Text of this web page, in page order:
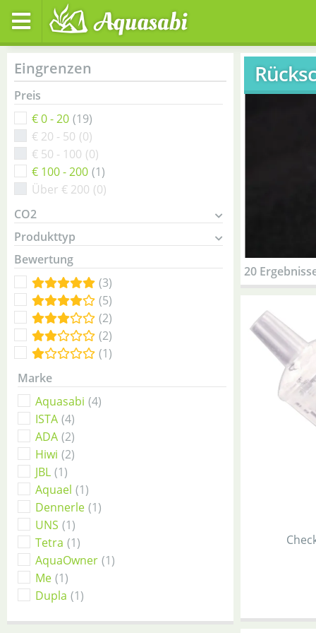
20
Eingrenzen
Preis
€ 0 - 20 (19)
€ 20 - 50 (0)
€ 50 - 100 (0)
€ 100 - 200 (1)
Über € 200 (0)
CO2
Produkttyp
Bewertung
(3)
(5)
(2)
(2)
(1)
Marke
Aquasabi (4)
ISTA (4)
ADA (2)
Hiwi (2)
JBL (1)
Aquael (1)
Dennerle (1)
UNS (1)
Tetra (1)
AquaOwner (1)
Me (1)
Dupla (1)